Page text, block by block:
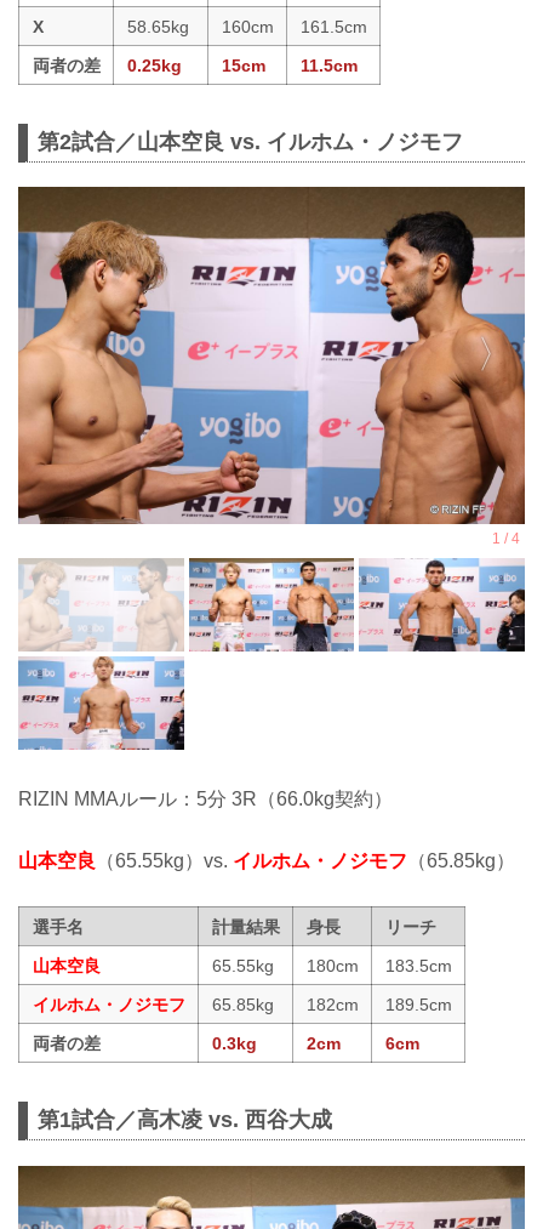
X 58.65kg 160cm
161.5cm
両者の差
0.25kg 15cm 11.5cm
第2試合／山本空良 vs. イルホム・ノジモフ
RIZIN MMAルール：5分 3R（66.0kg契約）
山本空良 （65.55kg）vs. イルホム・ノジモフ （65.85kg）
選手名 計量結果 身長
リーチ
山本空良
65.55kg 180cm
183.5cm
イルホム・ノジモフ
65.85kg 182cm
189.5cm
両者の差
0.3kg 2cm 6cm
第1試合／高木凌 vs. 西谷大成